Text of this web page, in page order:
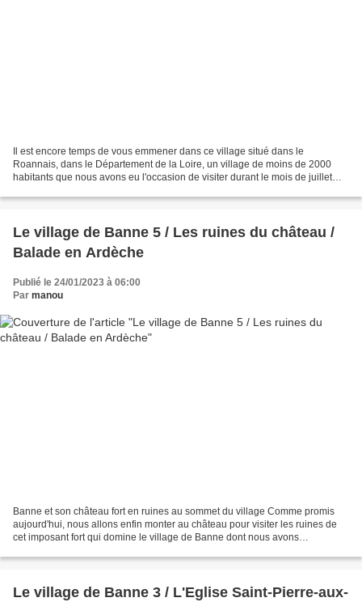
Il est encore temps de vous emmener dans ce village situé dans le
Roannais, dans le Département de la Loire, un village de moins de 2000
habitants que nous avons eu l'occasion de visiter durant le mois de juillet
Le village de Banne 5 / Les ruines du château /
Balade en Ardèche
Publié le 24/01/2023 à 06:00
Par manou
Banne et son château fort en ruines au sommet du village Comme promis
aujourd'hui, nous allons enfin monter au château pour visiter les ruines de
cet imposant fort qui domine le village de Banne dont nous avons
Le village de Banne 3 / L'Eglise Saint-Pierre-aux-